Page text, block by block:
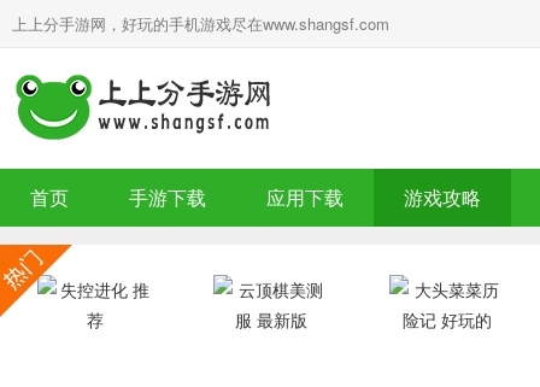
上上分手游网，好玩的手机游戏尽在www.shangsf.com
首页 手游下载 应用下载 游戏攻略